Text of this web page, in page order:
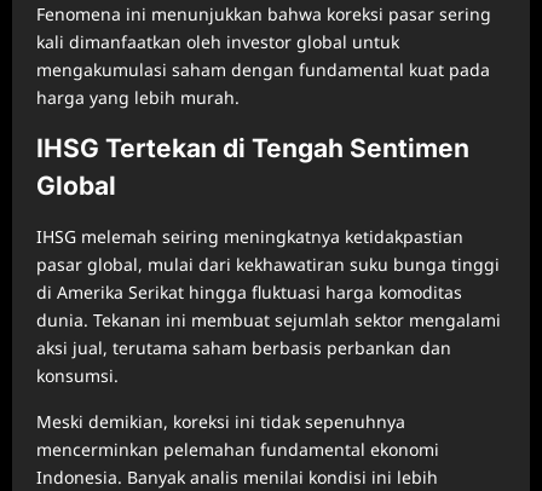
Fenomena ini menunjukkan bahwa koreksi pasar sering
kali dimanfaatkan oleh investor global untuk
mengakumulasi saham dengan fundamental kuat pada
harga yang lebih murah.
IHSG Tertekan di Tengah Sentimen
Global
IHSG melemah seiring meningkatnya ketidakpastian
pasar global, mulai dari kekhawatiran suku bunga tinggi
di Amerika Serikat hingga fluktuasi harga komoditas
dunia. Tekanan ini membuat sejumlah sektor mengalami
aksi jual, terutama saham berbasis perbankan dan
konsumsi.
Meski demikian, koreksi ini tidak sepenuhnya
mencerminkan pelemahan fundamental ekonomi
Indonesia. Banyak analis menilai kondisi ini lebih